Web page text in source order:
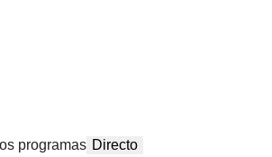
programas Directo